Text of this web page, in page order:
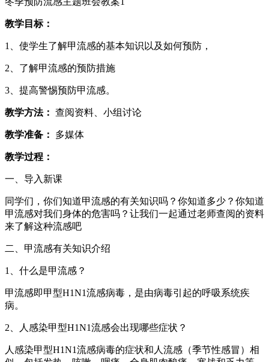
教学目标：
1、使学生了解甲流感的基本知识以及如何预防，
2、了解甲流感的预防措施
3、提高警惕预防甲流感。
教学方法： 查阅资料、小组讨论
教学准备： 多媒体
教学过程：
一、导入新课
同学们，你们知道甲流感的有关知识吗？你知道多少？你知道
甲流感对我们身体的危害吗？让我们一起通过老师查阅的资料
来了解这种流感吧
二、甲流感有关知识介绍
1、什么是甲流感？
甲流感即甲型H1N1流感病毒，是由病毒引起的呼吸系统疾
病。
2、人感染甲型H1N1流感会出现哪些症状？
人感染甲型H1N1流感病毒的症状和人流感（季节性感冒）相